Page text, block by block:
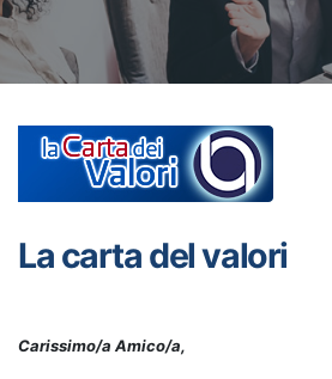
La carta del valori
Carissimo/a Amico/a,